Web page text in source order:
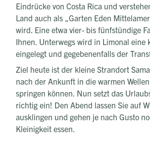
Eindrücke von Costa Rica und
Land auch als „Garten Eden
wird. Eine etwa vier- bis fünfstündige
Ihnen. Unterwegs wird in Limonal eine
eingelegt und gegebenenfalls der
Ziel heute ist der kleine Strandort
nach der Ankunft in die warmen
springen können. Nun setzt das
richtig ein! Den Abend lassen Sie auf
ausklingen und gehen je nach Gusto
Kleinigkeit essen.